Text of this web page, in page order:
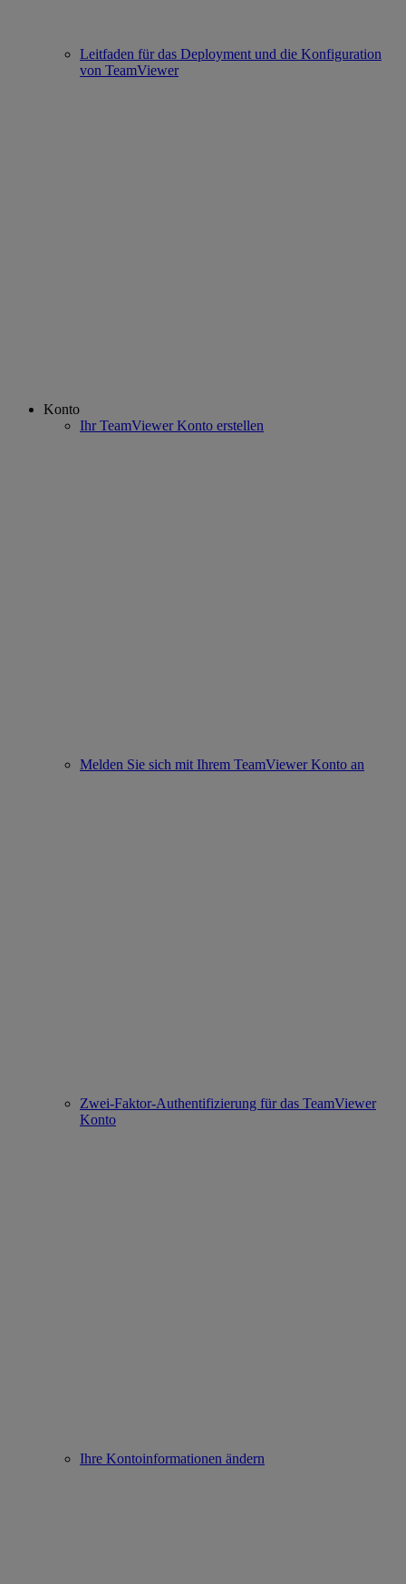
Leitfaden für das Deployment und die Konfiguration
von TeamViewer
Konto
Ihr TeamViewer Konto erstellen
Melden Sie sich mit Ihrem TeamViewer Konto an
Zwei-Faktor-Authentifizierung für das TeamViewer
Konto
Ihre Kontoinformationen ändern